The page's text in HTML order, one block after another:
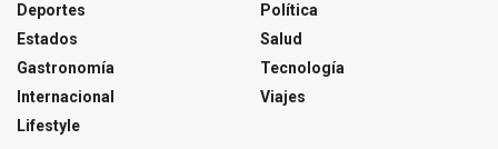
Deportes
Estados
Gastronomía
Internacional
Lifestyle
Política
Salud
Tecnología
Viajes